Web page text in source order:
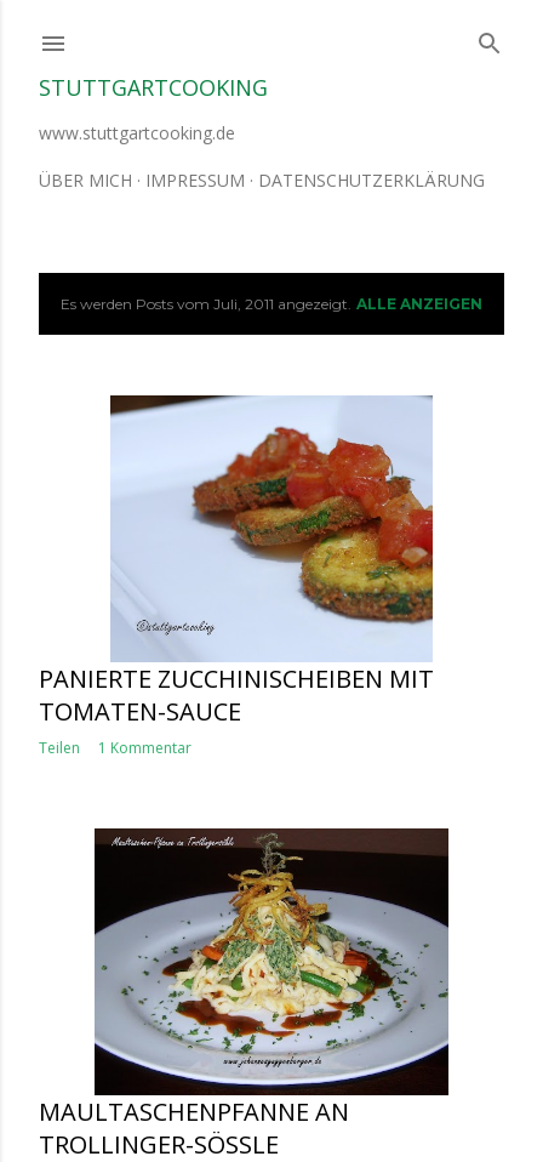
STUTTGARTCOOKING
www.stuttgartcooking.de
ÜBER MICH IMPRESSUM DATENSCHUTZERKLÄRUNG
PEs werden Posts vom Juli, 2011 angezeigt. ALLE ANZEIGEN
PANIERTE ZUCCHINISCHEIBEN MIT
TOMATEN-SAUCE
Teilen 1 Kommentar
MAULTASCHENPFANNE AN
TROLLINGER-SÖSSLE